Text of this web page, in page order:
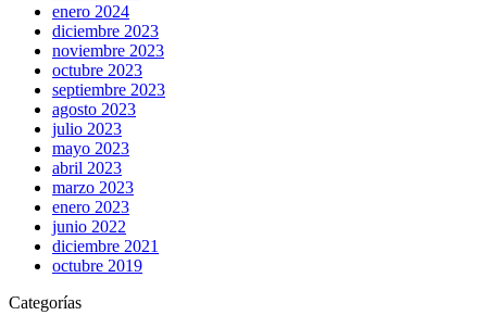
enero 2024
diciembre 2023
noviembre 2023
octubre 2023
septiembre 2023
agosto 2023
julio 2023
mayo 2023
abril 2023
marzo 2023
enero 2023
junio 2022
diciembre 2021
octubre 2019
Categorías